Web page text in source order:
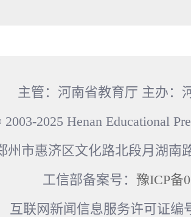
主管：河南省教育厅 主办：
2025 Henan Educational
州市惠济区文化路北段月湖南
工信部备案号： 豫ICP备
互联网新闻信息服务许可证编